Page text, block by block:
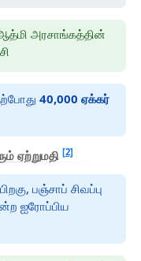
அரசாங்கத்தின்
40,000 ஏக்கர்
ஏற்றுமதி [2]
பஞ்சாப் சிவப்பு
ஐரோப்பிய